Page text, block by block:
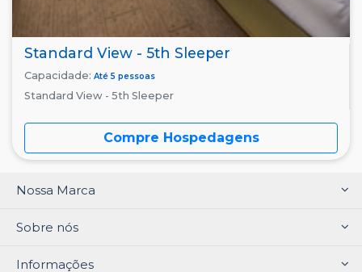
Standard View - 5th Sleeper
Capacidade: Até 5 pessoas
Standard View - 5th Sleeper
Compre Hospedagens
Nossa Marca
Sobre nós
Informações